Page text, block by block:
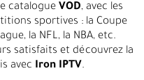
catalogue VOD, avec les
sportives : la Coupe
la NFL, la NBA, etc.
satisfaits et découvrez la
avec Iron IPTV.